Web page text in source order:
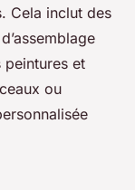
Cela inclut des
peintures et
ou